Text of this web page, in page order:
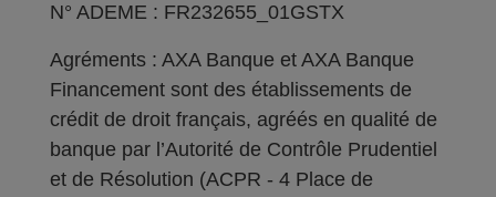
N° ADEME : FR232655_01GSTX
Agréments : AXA Banque et AXA Banque
Financement sont des établissements de
crédit de droit français, agréés en qualité de
banque par l’Autorité de Contrôle Prudentiel
et de Résolution (ACPR - 4 Place de